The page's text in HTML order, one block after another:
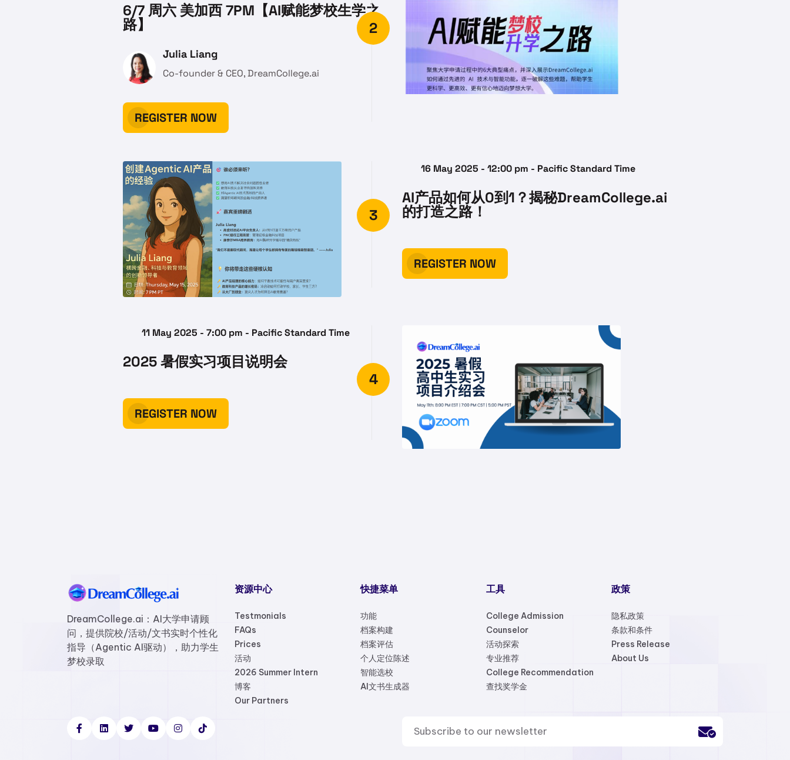
2
6/7 周六 美加西 7PM【AI赋能梦校生学之
路】
Julia Liang
Co-founder & CEO, DreamCollege.ai
REGISTER NOW
3
16 May 2025 - 12:00 pm - Pacific Standard Time
AI产品如何从0到1？揭秘DreamCollege.ai
的打造之路！
REGISTER NOW
4
11 May 2025 - 7:00 pm - Pacific Standard Time
2025 暑假实习项目说明会
REGISTER NOW
DreamCollege.ai：AI大学申请顾
问，提供院校/活动/文书实时个性化
指导（Agentic AI驱动），助力学生
梦校录取
资源中心
Testmonials
FAQs
Prices
活动
2026 Summer Intern
博客
Our Partners
快捷菜单
功能
档案构建
档案评估
个人定位陈述
智能选校
AI文书生成器
工具
College Admission
Counselor
活动探索
专业推荐
College Recommendation
查找奖学金
政策
隐私政策
条款和条件
Press Release
About Us